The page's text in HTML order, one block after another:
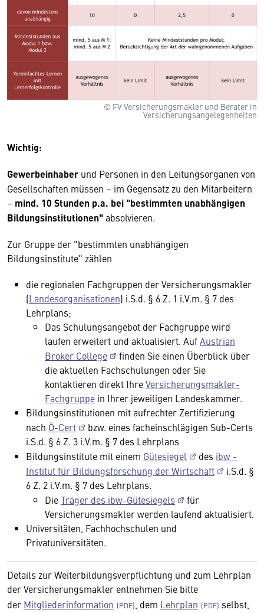
© FV Versicherungsmakler und Berater in
Versicherungsangelegenheiten
Wichtig:
Gewerbeinhaber und Personen in den Leitungsorganen von
Gesellschaften müssen – im Gegensatz zu den Mitarbeitern
– mind. 10 Stunden p.a. bei "bestimmten unabhängigen
Bildungsinstitutionen"absolvieren.
Zur Gruppe der "bestimmten unabhängigen
Bildungsinstitute" zählen
die regionalen Fachgruppen der Versicherungsmakler
(Landesorganisationen) i.S.d. § 6 Z. 1 i.V.m. § 7 des
Lehrplans;
Das Schulungsangebot der Fachgruppe wird
laufen erweitert und aktualisiert. AufAustrian
Broker College
finden Sie einen Überblick über
die aktuellen Fachschulungen oder Sie
kontaktieren direkt IhreVersicherungsmakler-
Fachgruppe in Ihrer jeweiligen Landeskammer.
Bildungsinstitutionen mit aufrechter Zertifizierung
nach Ö-Cert
bzw. eines facheinschlägigen Sub-Certs
i.S.d. § 6 Z. 3 i.V.m. § 7 des Lehrplans
Bildungsinstitute mit einem Gütesiegel des ibw -
Institut für Bildungsforschung der Wirtschaft
i.S.d. §
6 Z. 2 i.V.m. § 7 des Lehrplans.
DieTräger des ibw-Gütesiegels
für
Versicherungsmakler werden laufend aktualisiert.
Universitäten, Fachhochschulen und
Privatuniversitäten.
Details zur Weiterbildungsverpflichtung und zum Lehrplan
der Versicherungsmakler entnehmen Sie bitte
der Mitgliederinformation , dem Lehrplan
selbst,